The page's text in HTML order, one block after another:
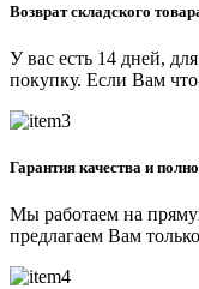
Возврат складского
У вас есть 14 дней,
покупку. Если Вам
Гарантия качества и
Мы работаем на
предлагаем Вам